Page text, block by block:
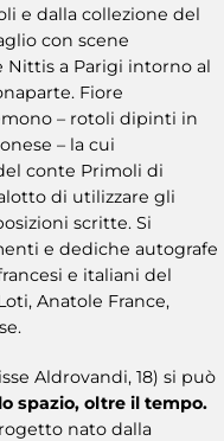
e dalla collezione del
con scene
a Parigi intorno al
Fiore
– rotoli dipinti in
– la cui
conte Primoli di
di utilizzare gli
scritte. Si
e dediche autografe
e italiani del
Anatole France,
Aldrovandi, 18) si può
spazio, oltre il tempo.
nato dalla